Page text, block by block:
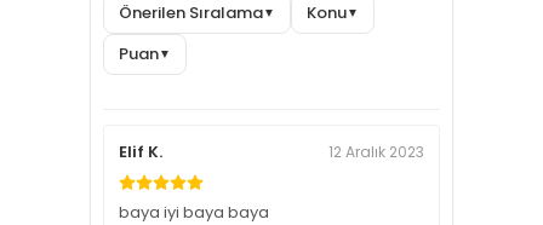
Önerilen Sıralama▼ Konu▼
Puan▼
Elif K. 12 Aralık 2023
baya iyi baya baya